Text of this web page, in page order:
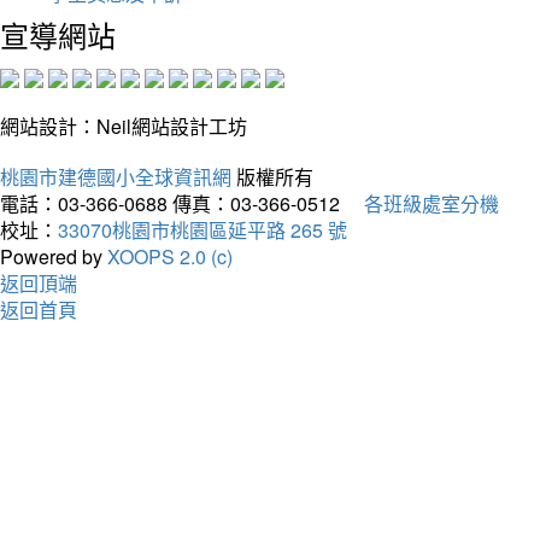
宣導網站
網站設計：Neil網站設計工坊
桃園市建德國小全球資訊網 版權所有
電話：03-366-0688 傳真：03-366-0512
各班級處室分機
校址： 33070桃園市桃園區延平路 265 號
Powered byXOOPS 2.0 (c)
返回頂端
返回首頁